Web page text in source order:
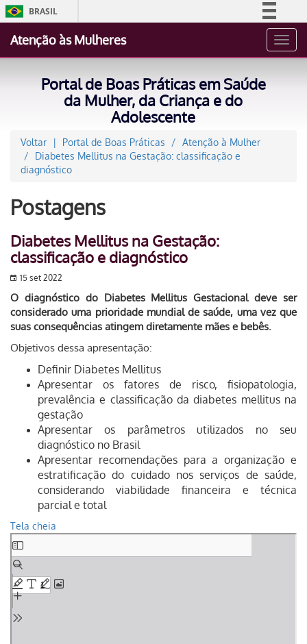
BRASIL
Acesso à informação
Canais
Atenção às Mulheres
Portal de Boas Práticas em Saúde
da Mulher, da Criança e do
Adolescente
Voltar Portal de Boas Práticas
Atenção à Mulher
Diabetes Mellitus na Gestação: classificação e
diagnóstico
Postagens
Diabetes Mellitus na Gestação:
classificação e diagnóstico
15 set 2022
O diagnóstico do Diabetes Mellitus Gestacional deve ser
considerado uma prioridade mundial de saúde, uma vez que
suas consequências atingem diretamente mães e bebês.
Objetivos dessa apresentação:
Definir Diabetes Mellitus
Apresentar os fatores de risco, fisiopatologia,
prevalência e classificação da diabetes mellitus na
gestação
Apresentar os parâmetros utilizados no seu
diagnóstico no Brasil
Apresentar recomendações para a organização e
estratificação do cuidado nos serviços de saúde,
considerando viabilidade financeira e técnica
parcial e total
Tela cheia
Skip
to
PDF
content